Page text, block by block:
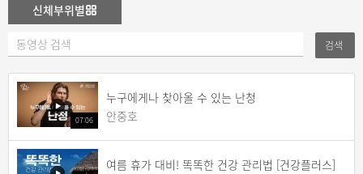
신체부위별
검색
07:06
누구에게나 찾아올 수 있는 난청
안중호
여름 휴가 대비! 똑똑한 건강 관리법 [건강플러스]